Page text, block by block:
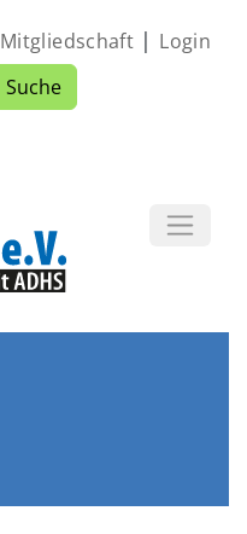
Suche
Mitgliedschaft | Login